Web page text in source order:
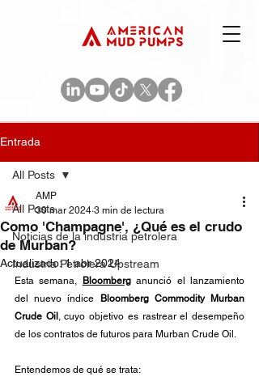
Entrada
All Posts
Noticias de la industria petrolera
Industria Petrolera Upstream
All Posts
Como 'Champagne', ¿Qué es el crudo
de Murban?
AMP
30 mar 2024 3 min de lectura
Actualizado:1 abr 2024
Esta semana, Bloomberg anunció el lanzamiento
del nuevo índice
Bloomberg Commodity Murban
Crude Oil , cuyo objetivo es rastrear el desempeño
de los contratos de futuros para Murban Crude Oil.
Entendemos de qué se trata: